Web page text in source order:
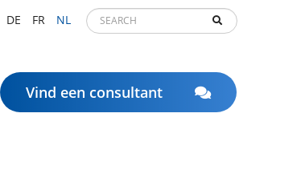
DE FR NL
Vind een consultant